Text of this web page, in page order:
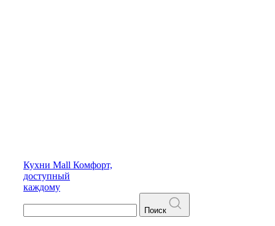
Кухни Mall Комфорт,
доступный
каждому
Поиск